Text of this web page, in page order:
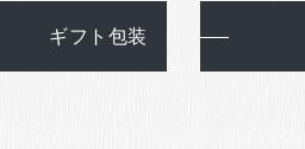
ギフト包装